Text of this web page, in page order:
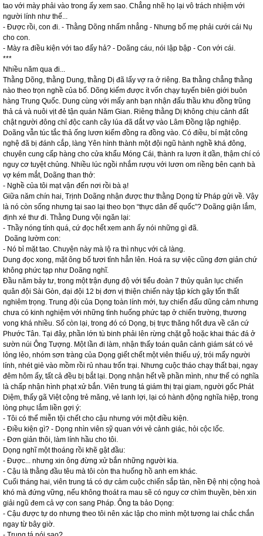
tao với mày phải vào trong ấy xem sao. Chẳng nhẽ họ lại vô trách nhiệm với
người lính như thế...
- Được rồi, con đi. - Thằng Dõng nhấm nhẳng - Nhưng bố mẹ phải cưới cái Nụ
cho con.
- Mày ra điều kiện với tao đấy hả? - Doãng cáu, nói lập bập - Con với cái.
***
Nhiều năm qua đi...
Thằng Dõng, thằng Dung, thằng Dị đã lấy vợ ra ở riêng. Ba thằng chẳng thằng
nào theo trọn nghề của bố. Dõng kiếm được ít vốn chạy tuyến biên giới buôn
hàng Trung Quốc. Dung cùng với mấy anh bạn nhận đấu thầu khu đồng trũng
thả cá và nuôi vịt đẻ tận quán Năm Gian. Riêng thằng Dị không chịu cảnh đất
chật người đông chỉ độc canh cây lúa đã dắt vợ vào Lâm Đồng lập nghiệp.
Doãng vẫn túc tắc thả ống lươn kiếm đồng ra đồng vào. Có điều, bí mật công
nghệ đã bị đánh cắp, làng Yên hình thành một đội ngũ hành nghề khá đông,
chuyên cung cấp hàng cho cửa khẩu Móng Cái, thành ra lươn ít dần, thậm chí có
nguy cơ tuyệt chủng. Nhiều lúc ngồi nhắm rượu với lươn om riềng bên cạnh bà
vợ kém mắt, Doãng than thở:
- Nghề của tôi mạt vận đến nơi rồi bà ạ!
Giữa năm chín hai, Trịnh Doãng nhận được thư thằng Dọng từ Pháp gửi về. Vậy
là nó còn sống nhưng tại sao lại theo bọn “thực dân đế quốc”? Doãng giận lắm,
định xé thư đi. Thằng Dung vội ngăn lại:
- Thầy nóng tính quá, cứ đọc hết xem anh ấy nói những gì đã.
Doãng lườm con:
- Nó bỉ mặt tao. Chuyện này mà lộ ra thì nhục với cả làng.
Dung đọc xong, mặt ông bố tươi tỉnh hẳn lên. Hoá ra sự việc cũng đơn giản chứ
không phức tạp như Doãng nghĩ.
Đầu năm bảy tư, trong một trận đụng độ với tiểu đoàn 7 thủy quân lục chiến
quân đội Sài Gòn, đại đội 12 bị đơn vị thiện chiến này tập kích gây tổn thất
nghiêm trọng. Trung đội của Dọng toàn lính mới, tuy chiến đấu dũng cảm nhưng
chưa có kinh nghiệm với những tình huống phức tạp ở chiến trường, thương
vong khá nhiều. Số còn lại, trong đó có Dọng, bị trực thăng hốt đưa về căn cứ
Phước Tân. Tại đây, phần lớn tù binh phải lên rừng chặt gỗ hoặc khai thác đá ở
sườn núi Ông Tượng. Một lần đi làm, nhận thấy toán quân cảnh giám sát có vẻ
lỏng lẻo, nhóm sơn tràng của Dọng giết chết một viên thiếu uý, trói mấy người
lính, nhét giẻ vào mồm rồi rủ nhau trốn trại. Nhưng cuộc tháo chạy thất bại, ngay
đêm hôm ấy, tất cả đều bị bắt lại. Dọng nhận hết về phần mình, như thế có nghĩa
là chấp nhận hình phạt xử bắn. Viên trung tá giám thị trại giam, người gốc Phát
Diệm, thấy gã Việt cộng trẻ măng, vẻ lanh lợi, lại có hành động nghĩa hiệp, trong
lòng phục lắm liền gợi ý:
- Tôi có thể miễn tội chết cho cậu nhưng với một điều kiện.
- Điều kiện gì? - Dọng nhìn viên sỹ quan với vẻ cảnh giác, hỏi cộc lốc.
- Đơn giản thôi, làm lính hầu cho tôi.
Dọng nghĩ một thoáng rồi khẽ gật đầu:
- Được... nhưng xin ông đừng xử bắn những người kia.
- Cậu là thằng đầu têu mà tôi còn tha huống hồ anh em khác.
Cuối tháng hai, viên trung tá có dự cảm cuộc chiến sắp tàn, nền Đệ nhị cộng hoà
khó mà đứng vững, nếu không thoát ra mau sẽ có nguy cơ chìm thuyền, bèn xin
giải ngũ đem cả vợ con sang Pháp. Ông ta bảo Dọng:
- Cậu được tự do nhưng theo tôi nên xác lập cho mình một tương lai chắc chắn
ngay từ bây giờ.